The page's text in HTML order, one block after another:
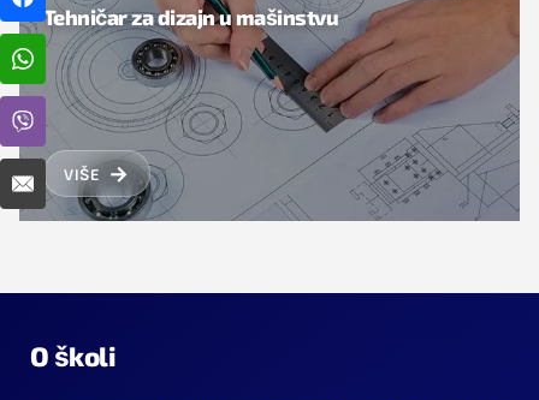
Tehničar za dizajn u mašinstvu
VIŠE →
O školi